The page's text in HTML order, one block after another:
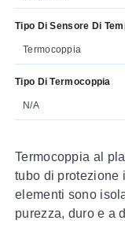
Tipo Di Sensore Di
Termocoppia
Tipo Di Termocoppia
N/A
Termocoppia al
tubo di protezione
elementi sono
purezza, duro e a